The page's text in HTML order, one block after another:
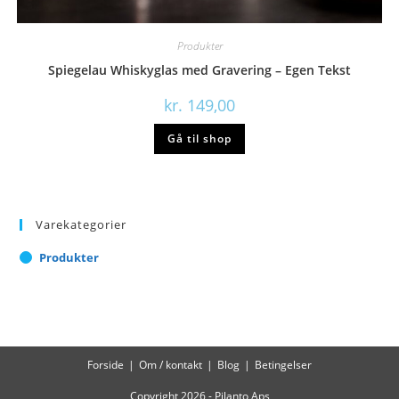
Produkter
Spiegelau Whiskyglas med Gravering – Egen Tekst
kr. 149,00
Gå til shop
Varekategorier
Produkter
Forside Om / kontakt Blog Betingelser
Copyright 2026 - Pilanto Aps